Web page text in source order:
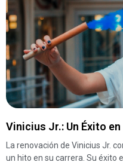
Vinicius Jr.: Un Éxito
La renovación de Vinicius Jr.
un hito en su carrera. Su éxito